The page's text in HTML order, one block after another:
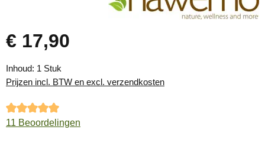
Normale prijs:
€ 17,90
Inhoud: 1 Stuk
Prijzen incl. BTW en excl. verzendkosten
Gemiddelde waardering van 5 van 5 sterren
11 Beoordelingen